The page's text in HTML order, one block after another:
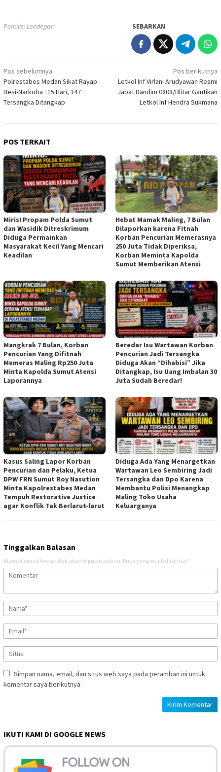
Penulis: Leodepari SEBARKAN
Navigasi
pos
Pos sebelumnya
Polrestabes Medan Sikat Rayap
Besi-Narkoba : 15 Hari, 147
Tersangka Ditangkap
Pos berikutnya
Letkol Inf Virlani Arudyawan Resmi
Jabat Dandim 0808/Blitar Gantikan
Letkol Inf Hendra Sukmana
POS TERKAIT
Miris! Propam Polda Sumut
dan Wasidik Ditreskrimum
Diduga Permainkan
Masyarakat Kecil Yang Mencari
Keadilan
Hebat Mamak Maling, 7 Bulan
Dilaporkan karena Fitnah
Korban Pencurian Memerasnya
250 Juta Tidak Diperiksa,
Korban Meminta Kapolda
Sumut Memberikan Atensi
Mangkrak 7 Bulan, Korban
Pencurian Yang Difitnah
Memeras Maling Rp250 Juta
Minta Kapolda Sumut Atensi
Laporannya
Beredar Isu Wartawan Korban
Pencurian Jadi Tersangka
Diduga Akan “Dihabisi” Jika
Ditangkap, Isu Uang Imbalan 30
Juta Sudah Beredar!
Kasus Saling Lapor Korban
Pencurian dan Pelaku, Ketua
DPW FRN Sumut Roy Nasution
Minta Kapolrestabes Medan
Tempuh Restorative Justice
agar Konflik Tak Berlarut-larut
Diduga Ada Yang Menargetkan
Wartawan Leo Sembiring Jadi
Tersangka dan Dpo Karena
Membantu Polisi Menangkap
Maling Toko Usaha
Keluarganya
Tinggalkan Balasan
Alamat email Anda tidak akan dipublikasikan. Ruas yang wajib ditandai *
Simpan nama, email, dan situs web saya pada peramban ini untuk
komentar saya berikutnya.
IKUTI KAMI DI GOOGLE NEWS